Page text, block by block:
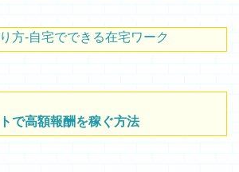
方-自宅でできる在宅ワーク
で高額報酬を稼ぐ方法